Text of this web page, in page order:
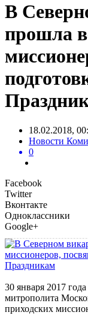
В
прошла
18.02.2018,
Новости
0
Facebook
Twitter
Вконтакте
Одноклассники
Google+
30 января 2017
митрополита
приходских